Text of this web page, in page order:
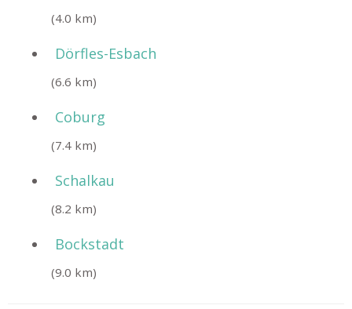
(4.0 km)
Dörfles-Esbach
(6.6 km)
Coburg
(7.4 km)
Schalkau
(8.2 km)
Bockstadt
(9.0 km)